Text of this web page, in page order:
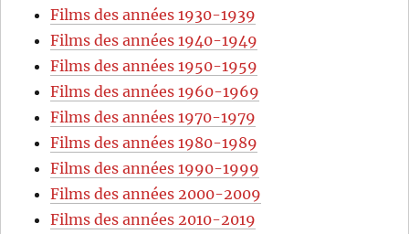
Films des années 1930-1939
Films des années 1940-1949
Films des années 1950-1959
Films des années 1960-1969
Films des années 1970-1979
Films des années 1980-1989
Films des années 1990-1999
Films des années 2000-2009
Films des années 2010-2019